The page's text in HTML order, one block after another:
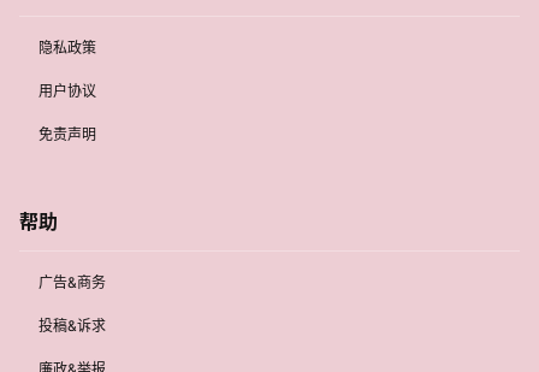
隐私政策
用户协议
免责声明
帮助
广告&商务
投稿&诉求